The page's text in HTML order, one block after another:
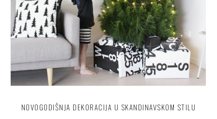
NOVOGODIŠNJA DEKORACIJA U SKANDINAVSKOM STILU